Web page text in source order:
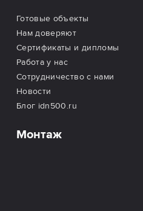
Готовые объекты
Нам доверяют
Сертификаты и дипломы
Работа у нас
Сотрудничество с нами
Новости
Блог idn500.ru
Монтаж